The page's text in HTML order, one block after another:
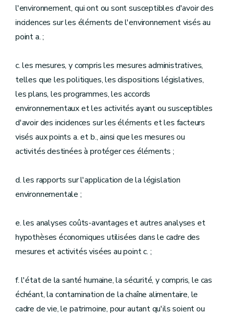
l'environnement, qui ont ou sont susceptibles d'avoir des
incidences sur les éléments de l'environnement visés au
point a. ;
c. les mesures, y compris les mesures administratives,
telles que les politiques, les dispositions législatives,
les plans, les programmes, les accords
environnementaux et les activités ayant ou susceptibles
d'avoir des incidences sur les éléments et les facteurs
visés aux points a. et b., ainsi que les mesures ou
activités destinées à protéger ces éléments ;
d. les rapports sur l'application de la législation
environnementale ;
e. les analyses coûts-avantages et autres analyses et
hypothèses économiques utilisées dans le cadre des
mesures et activités visées au point c. ;
f. l'état de la santé humaine, la sécurité, y compris, le cas
échéant, la contamination de la chaîne alimentaire, le
cadre de vie, le patrimoine, pour autant qu'ils soient ou